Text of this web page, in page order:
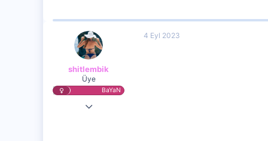
shitlembik
Üye
BaYaN
22 Ağu 2023
4 Eyl 2023